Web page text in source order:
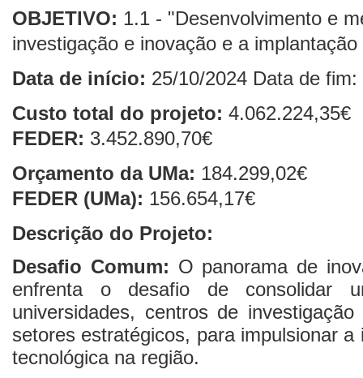
OBJETIVO: 1.1 - "Desenvolvimento e
investigação e inovação e a
Data de início: 25/10/2024 Data de fim:
Custo total do projeto: 4.062.224,35€
FEDER: 3.452.890,70€
Orçamento da UMa: 184.299,02€
FEDER (UMa): 156.654,17€
Descrição do Projeto:
Desafio Comum: O panorama de
enfrenta o desafio de consolidar
universidades, centros de
setores estratégicos, para impulsionar
tecnológica na região.